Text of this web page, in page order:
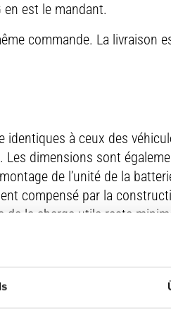
est le mandant.
commande. La livraison
identiques à ceux des
Les dimensions sont
de l’unité de la
compensé par la
la charge utile reste
de batteries avec une
du client. Une fois la